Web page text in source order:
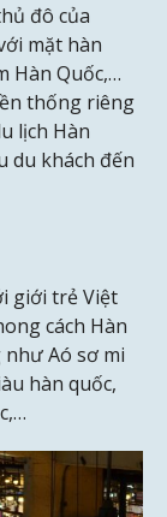
đô của
mặt hàn
Hàn Quốc,…
thống riêng
lịch Hàn
du khách đến
giới trẻ Việt
cách Hàn
Aó sơ mi
hàn quốc,